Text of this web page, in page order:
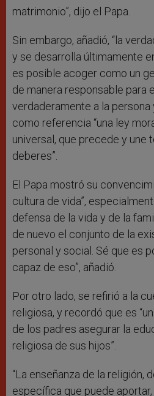
matrimonio”, dijo el Papa.
Sin embargo, añadió, “la
y se desarrolla últimamente
es posible acoger como un
de manera responsable para
verdaderamente a la persona
como referencia “una ley
universal, que precede y une
deberes”.
El Papa mostró su
cultura de vida”,
defensa de la vida y de la
de nuevo el conjunto de la
personal y social. Sé que es
capaz de eso”, añadió.
Por otro lado, se refirió a la
religiosa, y recordó que es
de los padres asegurar la
religiosa de sus hijos”.
“La enseñanza de la religión,
específica que puede